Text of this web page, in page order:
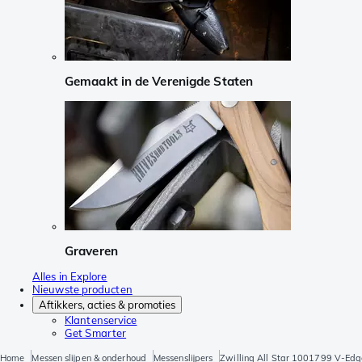
Gemaakt in de Verenigde Staten
Graveren
Alles in Explore
Nieuwste producten
Aftikkers, acties & promoties
Klantenservice
Get Smarter
Home Messen slijpen & onderhoud Messenslijpers Zwilling All Star 1001799 V-